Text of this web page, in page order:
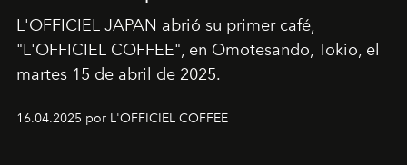
L'OFFICIEL JAPAN abrió su primer café,
"L'OFFICIEL COFFEE", en Omotesando, Tokio, el
martes 15 de abril de 2025.
16.04.2025 por L'OFFICIEL COFFEE